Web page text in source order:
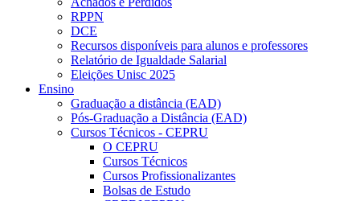
RPPN
DCE
Recursos disponíveis para alunos e professores
Relatório de Igualdade Salarial
Eleições Unisc 2025
Ensino
Graduação a distância (EAD)
Pós-Graduação a Distância (EAD)
Cursos Técnicos - CEPRU
O CEPRU
Cursos Técnicos
Cursos Profissionalizantes
Bolsas de Estudo